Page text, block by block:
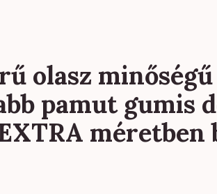
olasz minőségű
pamut gumis
méretben